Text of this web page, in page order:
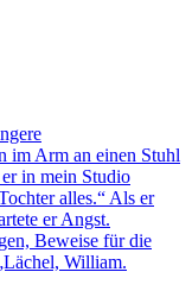
im Arm an einen Stuhl
in mein Studio
alles.“ Als er
er Angst.
Beweise für die
William.